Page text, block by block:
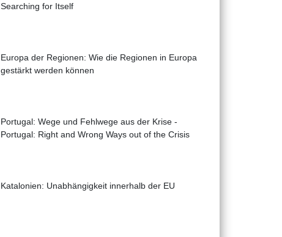
Searching for Itself
Europa der Regionen: Wie die Regionen in Europa
gestärkt werden können
Portugal: Wege und Fehlwege aus der Krise -
Portugal: Right and Wrong Ways out of the Crisis
Katalonien: Unabhängigkeit innerhalb der EU